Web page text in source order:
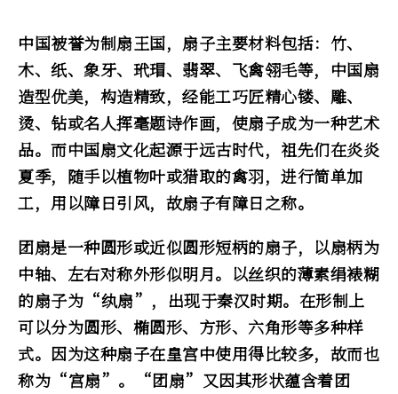
中国被誉为制扇王国，扇子主要材料包括：竹、
木、纸、象牙、玳瑁、翡翠、飞禽翎毛等，中国扇
造型优美，构造精致，经能工巧匠精心镂、雕、
烫、钻或名人挥毫题诗作画，使扇子成为一种艺术
品。而中国扇文化起源于远古时代，祖先们在炎炎
夏季，随手以植物叶或猎取的禽羽，进行简单加
工，用以障日引风，故扇子有障日之称。
团扇是一种圆形或近似圆形短柄的扇子，以扇柄为
中轴、左右对称外形似明月。以丝织的薄素绢裱糊
的扇子为“纨扇”，出现于秦汉时期。在形制上
可以分为圆形、椭圆形、方形、六角形等多种样
式。因为这种扇子在皇宫中使用得比较多，故而也
称为“宫扇”。“团扇”又因其形状蕴含着团